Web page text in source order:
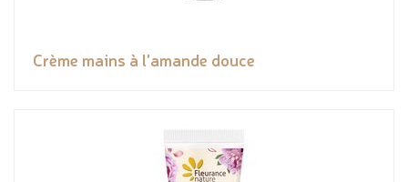
Crème mains à l'amande douce